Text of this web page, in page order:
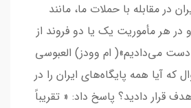
در مقابله با حملات ما، مانند
در هر مأموریت یک یا دو فروند از
دست می‌دادیم»( ام وودز) العبوسی
که آیا همه پایگاه‌های ایران را در
قرار دادید؟ پاسخ داد: « تقریباً